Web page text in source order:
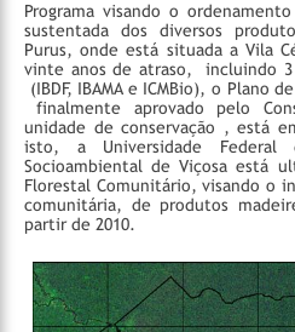
Programa visando o
sustentada dos diversos
Purus, onde está situada a Vila
vinte anos de atraso, incluindo 3
(IBDF, IBAMA e ICMBio), o Plano
finalmente aprovado pelo
unidade de conservação , está
isto, a Universidade
Socioambiental de Viçosa está
Florestal Comunitário, visando o
comunitária, de produtos
partir de 2010.